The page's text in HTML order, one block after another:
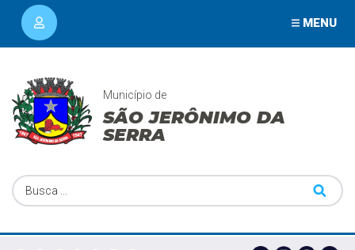
MENU
Município de
SÃO JERÔNIMO DA
SERRA